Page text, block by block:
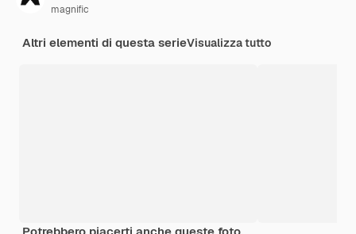
magnific
Altri elementi di questa serieVisualizza tutto